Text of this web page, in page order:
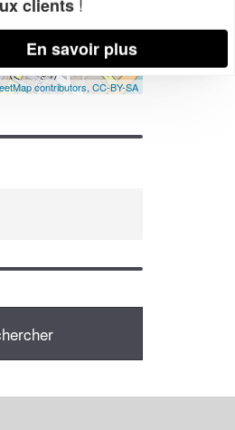
contributors, CC-BY-SA
clients
En savoir plus